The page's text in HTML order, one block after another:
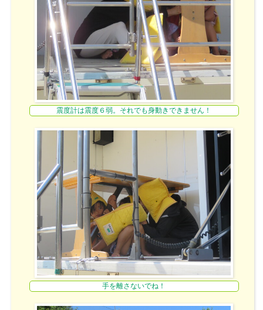
震度計は震度６弱。それでも身動きできません！
手を離さないでね！